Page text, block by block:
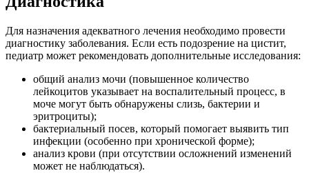
Для назначения адекватного лечения необходимо провести
диагностику заболевания. Если есть подозрение на цистит,
педиатр может рекомендовать дополнительные исследования:
общий анализ мочи (повышенное количество
лейкоцитов указывает на воспалительный процесс, в
моче могут быть обнаружены слизь, бактерии и
эритроциты);
бактериальный посев, который помогает выявить тип
инфекции (особенно при хронической форме);
анализ крови (при отсутствии осложнений изменений
может не наблюдаться).